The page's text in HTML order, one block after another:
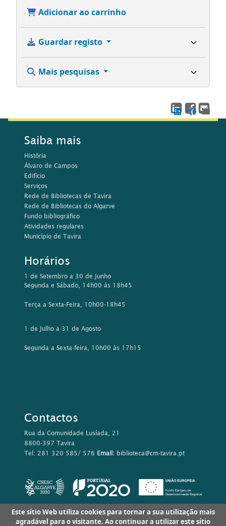
Adicionar ao carrinho
Guardar registo
Mais pesquisas
Saiba mais
História
Álvaro de Campos
Edifício
Serviços
Rede de Bibliotecas de Tavira
Rede de Bibliotecas do Algarve
Fundo bibliográfico
Atividades regulares
Município de Tavira
Horários
1 de Setembro a 30 de Junho
Segunda e Sábado, 14h00 às 18h45
Terça a Sexta-Feira, 10h00-18h45
1 de Julho a 31 de Agosto
Segunda a Sexta-feira, 10h00 às 17h15
Contactos
Rua da Comunidade Lusíada, 21
8800-397 Tavira
Tel: 281 320 585/ 576 Email: biblioteca@cm-tavira.pt
Este sítio Web utiliza cookies para tornar a sua utilização mais
agradável para o visitante. Ao continuar a utilizar este sítio